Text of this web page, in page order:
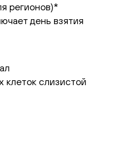
регионов)*
день взятия
клеток слизистой